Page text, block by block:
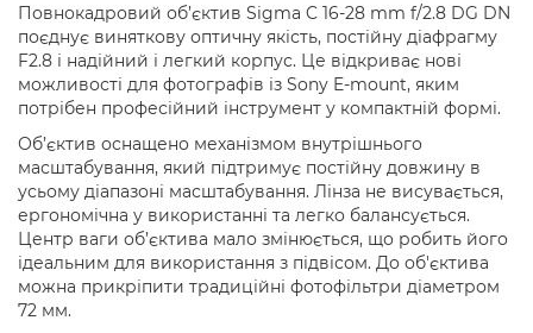
Повнокадровий об’єктив Sigma C 16-28 mm f/2.8 DG DN
поєднує виняткову оптичну якість, постійну діафрагму
F2.8 і надійний і легкий корпус. Це відкриває нові
можливості для фотографів із Sony E-mount, яким
потрібен професійний інструмент у компактній формі.
Об’єктив оснащено механізмом внутрішнього
масштабування, який підтримує постійну довжину в
усьому діапазоні масштабування. Лінза не висувається,
ергономічна у використанні та легко балансується.
Центр ваги об’єктива мало змінюється, що робить його
ідеальним для використання з підвісом. До об'єктива
можна прикріпити традиційні фотофільтри діаметром
72 мм.